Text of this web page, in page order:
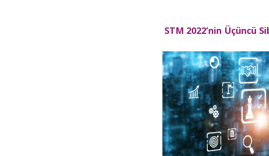
STM 2022’nin Üçüncü